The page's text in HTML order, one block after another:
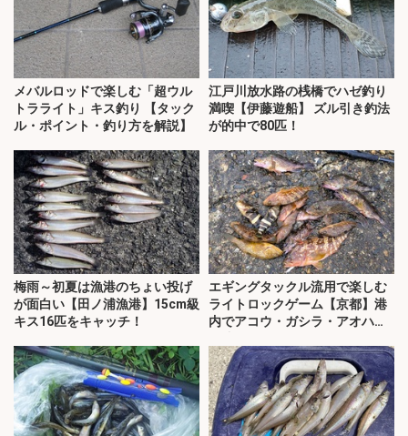
メバルロッドで楽しむ「超ウル
トラライト」キス釣り 【タック
ル・ポイント・釣り方を解説】
江戸川放水路の桟橋でハゼ釣り
満喫【伊藤遊船】 ズル引き釣法
が的中で80匹！
梅雨～初夏は漁港のちょい投げ
が面白い【田ノ浦漁港】15cm級
キス16匹をキャッチ！
エギングタックル流用で楽しむ
ライトロックゲーム【京都】港
内でアコウ・ガシラ・アオハタ